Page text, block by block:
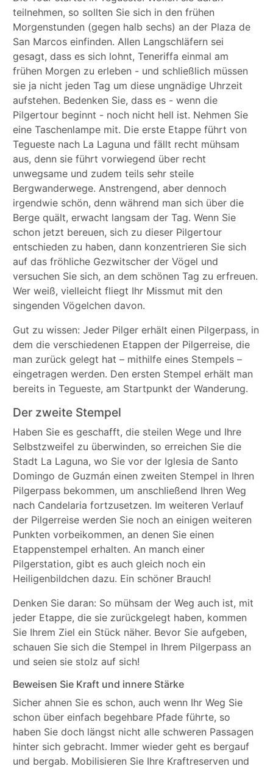
teilnehmen, so sollten Sie sich in den frühen
Morgenstunden (gegen halb sechs) an der Plaza de
San Marcos einfinden. Allen Langschläfern sei
gesagt, dass es sich lohnt, Teneriffa einmal am
frühen Morgen zu erleben - und schließlich müssen
sie ja nicht jeden Tag um diese ungnädige Uhrzeit
aufstehen. Bedenken Sie, dass es - wenn die
Pilgertour beginnt - noch nicht hell ist. Nehmen Sie
eine Taschenlampe mit. Die erste Etappe führt von
Tegueste nach La Laguna und fällt recht mühsam
aus, denn sie führt vorwiegend über recht
unwegsame und zudem teils sehr steile
Bergwanderwege. Anstrengend, aber dennoch
irgendwie schön, denn während man sich über die
Berge quält, erwacht langsam der Tag. Wenn Sie
schon jetzt bereuen, sich zu dieser Pilgertour
entschieden zu haben, dann konzentrieren Sie sich
auf das fröhliche Gezwitscher der Vögel und
versuchen Sie sich, an dem schönen Tag zu erfreuen.
Wer weiß, vielleicht fliegt Ihr Missmut mit den
singenden Vögelchen davon.
Gut zu wissen: Jeder Pilger erhält einen Pilgerpass, in
dem die verschiedenen Etappen der Pilgerreise, die
man zurück gelegt hat – mithilfe eines Stempels –
eingetragen werden. Den ersten Stempel erhält man
bereits in Tegueste, am Startpunkt der Wanderung.
Der zweite Stempel
Haben Sie es geschafft, die steilen Wege und Ihre
Selbstzweifel zu überwinden, so erreichen Sie die
Stadt La Laguna, wo Sie vor der Iglesia de Santo
Domingo de Guzmán einen zweiten Stempel in Ihren
Pilgerpass bekommen, um anschließend Ihren Weg
nach Candelaria fortzusetzen. Im weiteren Verlauf
der Pilgerreise werden Sie noch an einigen weiteren
Punkten vorbeikommen, an denen Sie einen
Etappenstempel erhalten. An manch einer
Pilgerstation, gibt es auch gleich noch ein
Heiligenbildchen dazu. Ein schöner Brauch!
Denken Sie daran: So mühsam der Weg auch ist, mit
jeder Etappe, die sie zurückgelegt haben, kommen
Sie Ihrem Ziel ein Stück näher. Bevor Sie aufgeben,
schauen Sie sich die Stempel in Ihrem Pilgerpass an
und seien sie stolz auf sich!
Beweisen Sie Kraft und innere Stärke
Sicher ahnen Sie es schon, auch wenn Ihr Weg Sie
schon über einfach begehbare Pfade führte, so
haben Sie doch längst nicht alle schweren Passagen
hinter sich gebracht. Immer wieder geht es bergauf
und bergab. Mobilisieren Sie Ihre Kraftreserven und